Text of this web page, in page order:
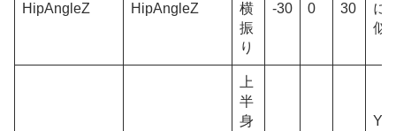
HipAngleZ HipAngleZ
横
振
り
-30 0 30
に
似
上
半
身